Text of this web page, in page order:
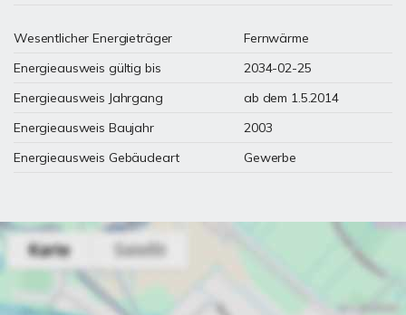
Wesentlicher Energieträger
Fernwärme
Energieausweis gültig bis
2034-02-25
Energieausweis Jahrgang
ab dem 1.5.2014
Energieausweis Baujahr
2003
Energieausweis Gebäudeart
Gewerbe